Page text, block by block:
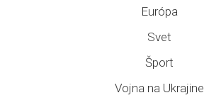
Európa
Svet
Šport
Vojna na Ukrajine